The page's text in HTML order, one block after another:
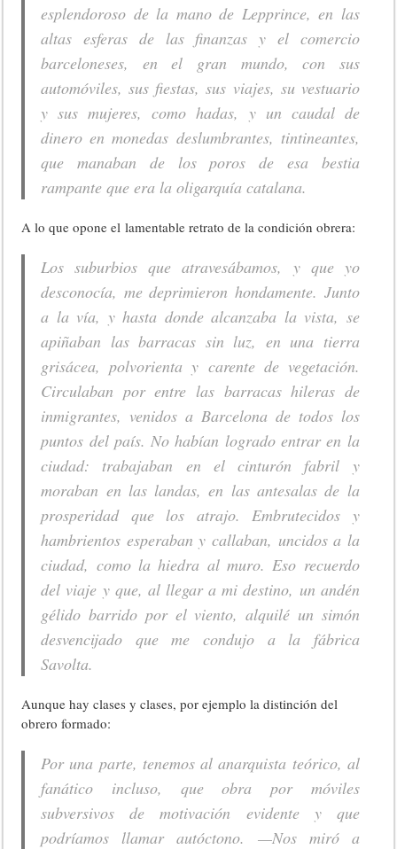
esplendoroso de la mano de Lepprince, en las
altas esferas de las finanzas y el comercio
barceloneses, en el gran mundo, con sus
automóviles, sus fiestas, sus viajes, su vestuario
y sus mujeres, como hadas, y un caudal de
dinero en monedas deslumbrantes, tintineantes,
que manaban de los poros de esa bestia
rampante que era la oligarquía catalana.
A lo que opone el lamentable retrato de la condición obrera:
Los suburbios que atravesábamos, y que yo
desconocía, me deprimieron hondamente. Junto
a la vía, y hasta donde alcanzaba la vista, se
apiñaban las barracas sin luz, en una tierra
grisácea, polvorienta y carente de vegetación.
Circulaban por entre las barracas hileras de
inmigrantes, venidos a Barcelona de todos los
puntos del país. No habían logrado entrar en la
ciudad: trabajaban en el cinturón fabril y
moraban en las landas, en las antesalas de la
prosperidad que los atrajo. Embrutecidos y
hambrientos esperaban y callaban, uncidos a la
ciudad, como la hiedra al muro. Eso recuerdo
del viaje y que, al llegar a mi destino, un andén
gélido barrido por el viento, alquilé un simón
desvencijado que me condujo a la fábrica
Savolta.
Aunque hay clases y clases, por ejemplo la distinción del
obrero formado:
Por una parte, tenemos al anarquista teórico, al
fanático incluso, que obra por móviles
subversivos de motivación evidente y que
podríamos llamar autóctono. —Nos miró a